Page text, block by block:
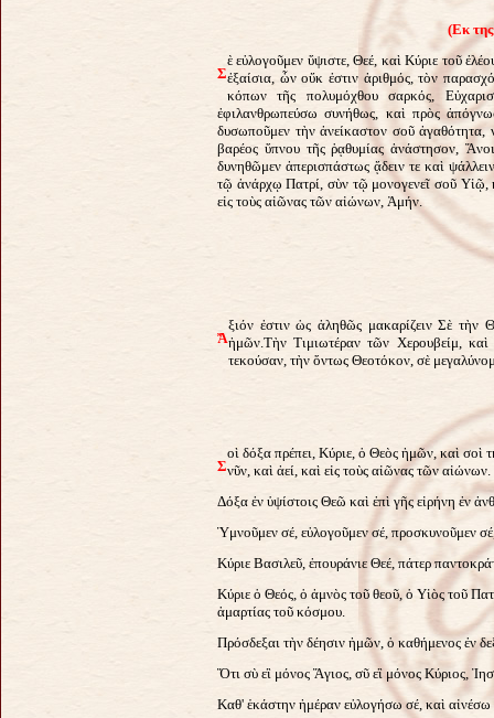
(Εκ
Σ
ὲ εὐλογοῦμεν ὕψιστε, Θεέ, καὶ Κύριε τοῦ
ἐξαίσια, ὧν οὔκ ἐστιν ἀριθμός, τὸν
κόπων τῆς πολυμόχθου σαρκός,
ἐφιλανθρωπεύσω συνήθως, καὶ πρὸς
δυσωποῦμεν τὴν ἀνείκαστον σοῦ
βαρέος ὕπνου τῆς ῥᾳθυμίας ἀνάστησον,
δυνηθῶμεν ἀπερισπάστως ᾄδειν τε καὶ
τῷ ἀνάρχῳ Πατρί, σὺν τῷ μονογενεῖ σοῦ
εἰς τοὺς αἰῶνας τῶν αἰώνων, Ἀμήν.
Ἄ
ξιόν ἐστιν ὡς ἀληθῶς μακαρίζειν Σὲ
ἡμῶν.Τὴν Τιμιωτέραν τῶν Χερουβείμ,
τεκούσαν, τὴν ὄντως Θεοτόκον, σὲ
Σ
οὶ δόξα πρέπει, Κύριε, ὁ Θεὸς ἡμῶν, καὶ
νῦν, καὶ ἀεί, καὶ εἰς τοὺς αἰῶνας τῶν
Δόξα ἐν ὑψίστοις Θεῶ καὶ ἐπὶ γῆς εἰρήνη ἐν
Ὑμνοῦμεν σέ, εὐλογοῦμεν σέ, προσκυνοῦμεν
Κύριε Βασιλεῦ, ἐπουράνιε Θεέ, πάτερ
Κύριε ὁ Θεός, ὁ ἀμνὸς τοῦ θεοῦ, ὁ Υἱὸς τοῦ
ἁμαρτίας τοῦ κόσμου.
Πρόσδεξαι τὴν δέησιν ἡμῶν, ὁ καθήμενος ἐν
Ὅτι σὺ εἲ μόνος Ἅγιος, σῦ εἲ μόνος Κύριος,
Καθ' ἑκάστην ἡμέραν εὐλογήσω σέ, καὶ αἰνέσω